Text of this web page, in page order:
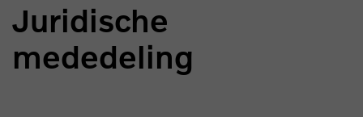
Juridische
mededeling